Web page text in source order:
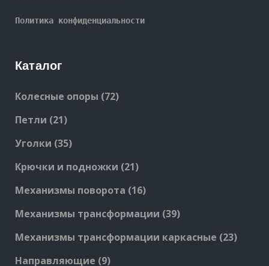
Политика конфиденциальности
Каталог
Колесные опоры 7272
Петли 2121
Уголки 3535
Крючки и подножки 2121
Механизмы поворота 1616
Механизмы трансформации 3939
Механизмы трансформации каркасные 2323
Направляющие 99